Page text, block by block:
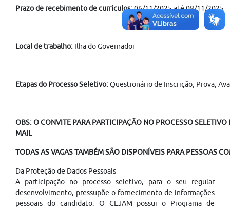
Prazo de recebimento de currículos:06/11/2025 até 08/11/2025
Local de trabalho: Ilha do Governador
Etapas do Processo Seletivo:Questionário de Inscrição; Prova;
OBS: O CONVITE PARA PARTICIPAÇÃO NO PROCESSO SELETIVO
MAIL
TODAS AS VAGAS TAMBÉM SÃO DISPONÍVEIS PARA PESSOAS
Da Proteção de Dados Pessoais
A participação no processo seletivo, para o seu regular
desenvolvimento, pressupõe o fornecimento de informações
pessoais do candidato. O CEJAM possui o Programa de